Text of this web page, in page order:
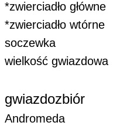
*zwierciadło główne
*zwierciadło wtórne
soczewka
wielkość gwiazdowa
gwiazdozbiór
Andromeda